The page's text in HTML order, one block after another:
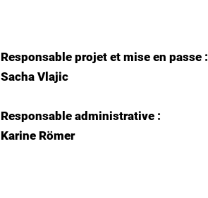
Responsable projet et mise en passe :
Sacha Vlajic
Responsable administrative :
Karine Römer